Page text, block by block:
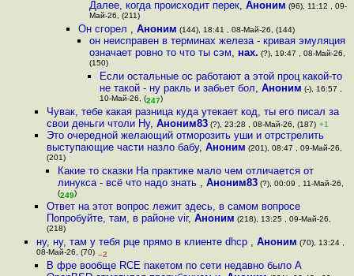
Далее, когда происходит перек, Аноним (96), 11:12 , 09-
Май-26, (211)
Он сгорел ,Аноним (144), 18:41 , 08-Май-26, (144)
он неисправен в терминах железа - кривая эмуляция
означает ровно то что ты сэм, нах. (?), 19:47 , 08-Май-26,
(150)
Если остальные ос работают а этой проц какой-то
не такой - ну ракль и забьет бол, Аноним (-), 16:57 ,
10-Май-26, (247)
Чувак, тебе какая разница куда утекает код, ты его писал за
свои деньги чтоли Ну,Аноним83 (?), 23:28 , 08-Май-26, (187) +1
Это очередной желающий отморозить уши и отрстрелить
выступающие части назло бабу,Аноним (201), 08:47 , 09-Май-26,
(201)
Какие то сказки На практике мало чем отличается от
линукса - всё что надо знать , Аноним83(?), 00:09 , 11-Май-26,
(249)
Ответ на этот вопрос лежит здесь, в самом вопросе
Попробуйте, там, в районе vir,Аноним (218), 13:25 , 09-Май-26,
(218)
ну, ну, там у тебя рце прямо в клиенте dhcp , Аноним (70), 13:24 ,
08-Май-26, (70) –2
В фре вообще RCE пакетом по сети недавно было А